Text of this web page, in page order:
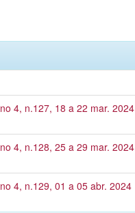
4, n.127, 18 a 22 mar. 2024
4, n.128, 25 a 29 mar. 2024
4, n.129, 01 a 05 abr. 2024